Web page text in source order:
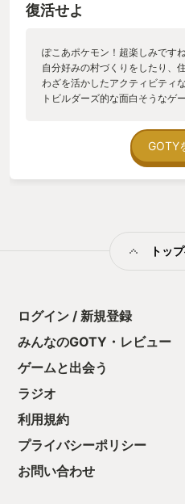
復活せよ
ぽこあポケモン！超楽しみです
自分好みの村づくりをしたり、
わざを活かしたアクティビティ
トビルダーズ的な面白そうなゲ
うだ、予習だ、そうしよう！と
ビルダーズとドラクエビルダー
ました。 2016年 2019年にそ
」 「はい」「いいえ」 ご存知
ドエンドということだ。 実際に
い」を選んじゃったあとの、闇
レシア大陸が舞台である。 城塞
の都リムルダールな毒沼に閉ざ
が湧き出している。 飢えや疫病
る、そんな闇の世界。 何故か物
望を作り出していく、というな
である。 シリアスな設定ではあ
井雄二のテキスト運びのユーモ
GOTY
トッ
ログイン / 新規登録
みんなのGOTY・レビュー
ゲームと出会う
ラジオ
利用規約
プライバシーポリシー
お問い合わせ